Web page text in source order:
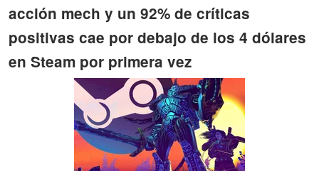
acción mech y un 92% de críticas
positivas cae por debajo de los 4 dólares
en Steam por primera vez